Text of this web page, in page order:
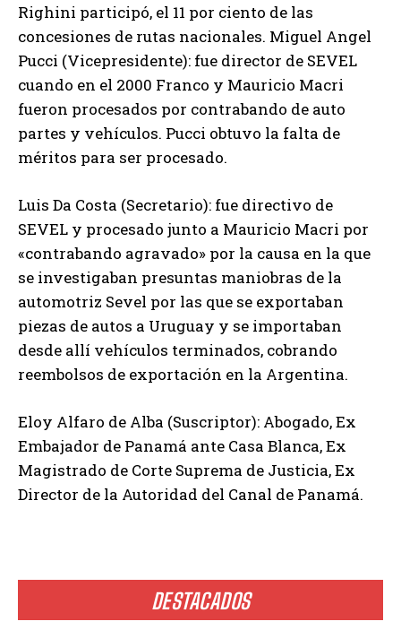
DESTACADOS
Righini participó, el 11 por ciento de las
concesiones de rutas nacionales. Miguel Angel
Pucci (Vicepresidente): fue director de SEVEL
cuando en el 2000 Franco y Mauricio Macri
fueron procesados por contrabando de auto
partes y vehículos. Pucci obtuvo la falta de
méritos para ser procesado.
Luis Da Costa (Secretario): fue directivo de
SEVEL y procesado junto a Mauricio Macri por
«contrabando agravado» por la causa en la que
se investigaban presuntas maniobras de la
automotriz Sevel por las que se exportaban
piezas de autos a Uruguay y se importaban
desde allí vehículos terminados, cobrando
reembolsos de exportación en la Argentina.
Eloy Alfaro de Alba (Suscriptor): Abogado, Ex
Embajador de Panamá ante Casa Blanca, Ex
Magistrado de Corte Suprema de Justicia, Ex
Director de la Autoridad del Canal de Panamá.